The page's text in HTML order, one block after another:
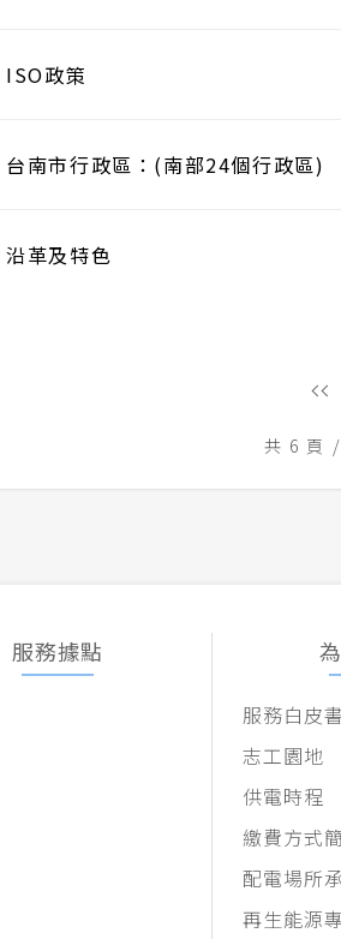
ISO政策
台南市行政區：(南部24個行政區)
沿革及特色
共 6 頁
服務據點
服務白皮書
志工園地
供電時程
繳費方式
配電場所
再生能源